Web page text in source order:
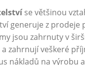
se většinou
generuje z prodeje
jsou zahrnuty v
zahrnují veškeré
nákladů na výrobu